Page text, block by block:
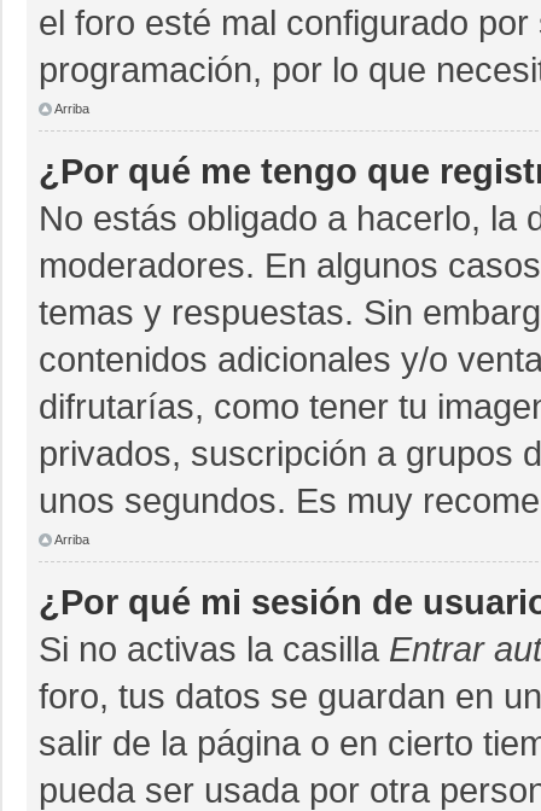
el foro esté mal configurado
programación, por lo que
Arriba
¿Por qué me tengo que
No estás obligado a hacerlo, la
moderadores. En algunos
temas y respuestas. Sin
contenidos adicionales y/o
difrutarías, como tener tu
privados, suscripción a grupos
unos segundos. Es muy
Arriba
¿Por qué mi sesión de
Si no activas la casilla Entrar
foro, tus datos se guardan en
salir de la página o en cierto
pueda ser usada por otra